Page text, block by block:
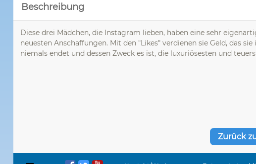
Beschreibung
Diese drei Mädchen, die Instagram lieben, haben eine sehr
neuesten Anschaffungen. Mit den "Likes" verdienen sie Geld, das
niemals endet und dessen Zweck es ist, die luxuriösesten und
Zurück